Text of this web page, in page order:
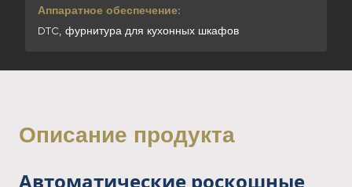
Аппаратное обеспечение:
DTC, фурнитура для кухонных шкафов
Описание продукта
Автоматические роскошные